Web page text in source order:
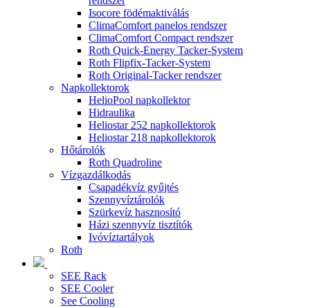
Isocore födémaktiválás
ClimaComfort panelos rendszer
ClimaComfort Compact rendszer
Roth Quick-Energy Tacker-System
Roth Flipfix-Tacker-System
Roth Original-Tacker rendszer
Napkollektorok
HelioPool napkollektor
Hidraulika
Heliostar 252 napkollektorok
Heliostar 218 napkollektorok
Hőtárolók
Roth Quadroline
Vízgazdálkodás
Csapadékvíz gyűjtés
Szennyvíztárolók
Szürkevíz hasznosító
Házi szennyvíz tisztítók
Ivóvíztartályok
Roth
SEE Rack
SEE Cooler
See Cooling